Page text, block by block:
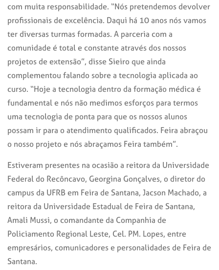
com muita responsabilidade. “Nós pretendemos devolver
profissionais de excelência. Daqui há 10 anos nós vamos
ter diversas turmas formadas. A parceria com a
comunidade é total e constante através dos nossos
projetos de extensão”, disse Sieiro que ainda
complementou falando sobre a tecnologia aplicada ao
curso. “Hoje a tecnologia dentro da formação médica é
fundamental e nós não medimos esforços para termos
uma tecnologia de ponta para que os nossos alunos
possam ir para o atendimento qualificados. Feira abraçou
o nosso projeto e nós abraçamos Feira também”.
Estiveram presentes na ocasião a reitora da Universidade
Federal do Recôncavo, Georgina Gonçalves, o diretor do
campus da UFRB em Feira de Santana, Jacson Machado, a
reitora da Universidade Estadual de Feira de Santana,
Amali Mussi, o comandante da Companhia de
Policiamento Regional Leste, Cel. PM. Lopes, entre
empresários, comunicadores e personalidades de Feira de
Santana.